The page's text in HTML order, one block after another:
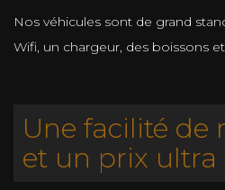
Nos véhicules sont de grand
Wifi, un chargeur, des boissons
Une facilité de
et un prix